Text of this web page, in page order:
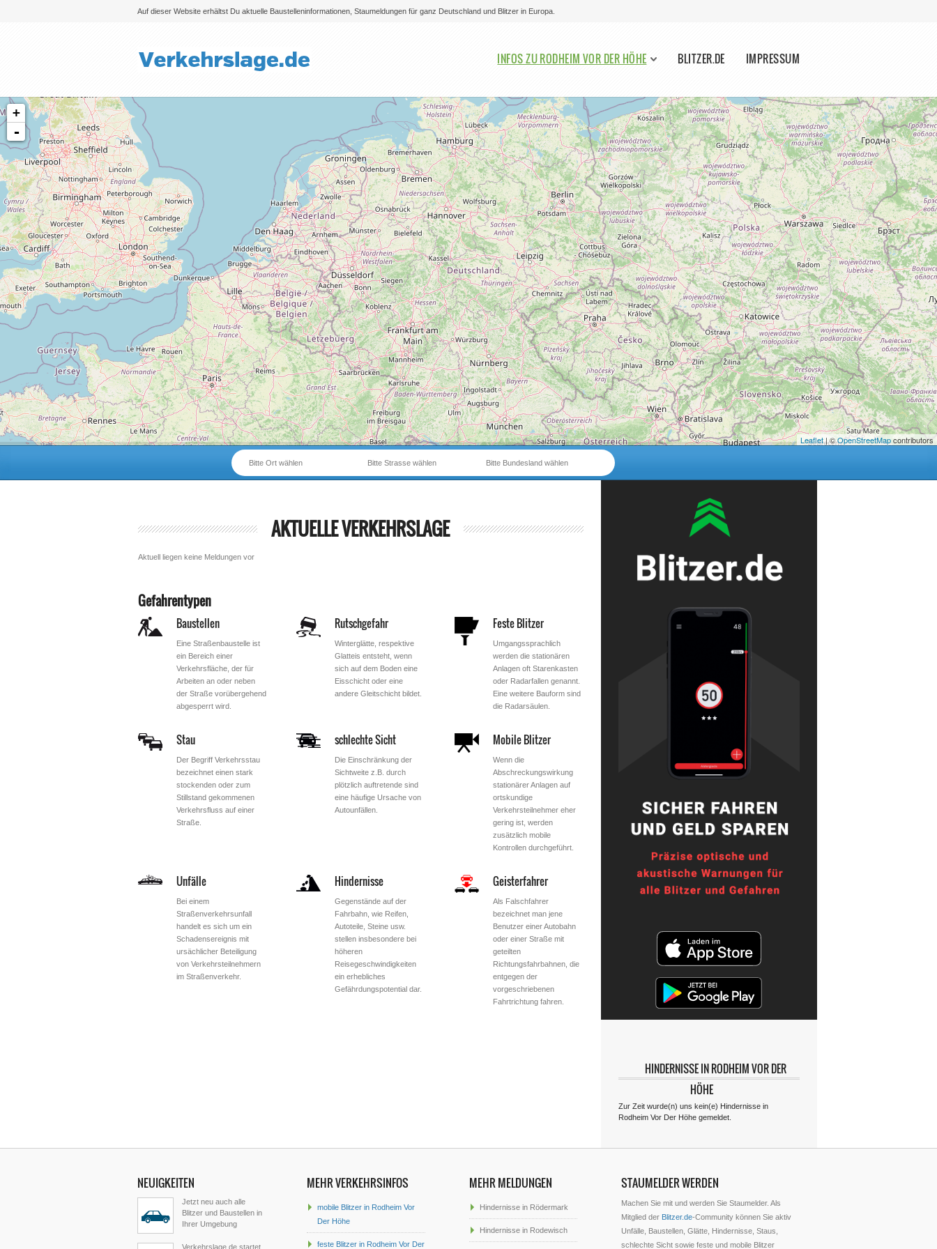
Auf dieser Website erhältst Du aktuelle Baustelleninformationen, Staumeldungen für ganz Deutschland und Blitzer in Europa.
Bitte auswählen
INFOS ZU RODHEIM VOR DER HÖHE BLITZER.DE IMPRESSUM
+
-
Leaflet| ©OpenStreetMapcontributors
Bitte Bundesland wählen
Bitte Strasse wählen
Bitte Ort wählen
AKTUELLE VERKEHRSLAGE
Aktuell liegen keine Meldungen vor
Gefahrentypen
Baustellen
Eine Straßenbaustelle ist
ein Bereich einer
Verkehrsfläche, der für
Arbeiten an oder neben
der Straße vorübergehend
abgesperrt wird.
Rutschgefahr
Winterglätte, respektive
Glatteis entsteht, wenn
sich auf dem Boden eine
Eisschicht oder eine
andere Gleitschicht bildet.
Feste Blitzer
Umgangssprachlich
werden die stationären
Anlagen oft Starenkasten
oder Radarfallen genannt.
Eine weitere Bauform sind
die Radarsäulen.
Stau
Der Begriff Verkehrsstau
bezeichnet einen stark
stockenden oder zum
Stillstand gekommenen
Verkehrsfluss auf einer
Straße.
schlechte Sicht
Die Einschränkung der
Sichtweite z.B. durch
plötzlich auftretende sind
eine häufige Ursache von
Autounfällen.
Mobile Blitzer
Wenn die
Abschreckungswirkung
stationärer Anlagen auf
ortskundige
Verkehrsteilnehmer eher
gering ist, werden
zusätzlich mobile
Kontrollen durchgeführt.
Unfälle
Bei einem
Straßenverkehrsunfall
handelt es sich um ein
Schadensereignis mit
ursächlicher Beteiligung
von Verkehrsteilnehmern
im Straßenverkehr.
Hindernisse
Gegenstände auf der
Fahrbahn, wie Reifen,
Autoteile, Steine usw.
stellen insbesondere bei
höheren
Reisegeschwindigkeiten
ein erhebliches
Gefährdungspotential dar.
Geisterfahrer
Als Falschfahrer
bezeichnet man jene
Benutzer einer Autobahn
oder einer Straße mit
geteilten
Richtungsfahrbahnen, die
entgegen der
vorgeschriebenen
Fahrtrichtung fahren.
HINDERNISSE IN RODHEIM VOR DER
HÖHE
Zur Zeit wurde(n) uns kein(e) Hindernisse in
Rodheim Vor Der Höhe gemeldet.
NEUIGKEITEN
Jetzt neu auch alle
Blitzer und Baustellen in
Ihrer Umgebung
Verkehrslage.de startet
MEHR VERKEHRSINFOS
mobile Blitzer in Rodheim Vor
Der Höhe
feste Blitzer in Rodheim Vor Der
MEHR MELDUNGEN
Hindernisse in Rödermark
Hindernisse in Rodewisch
STAUMELDER WERDEN
Machen Sie mit und werden Sie Staumelder. Als
Mitglied der Blitzer.de-Community können Sie aktiv
Unfälle, Baustellen, Glätte, Hindernisse, Staus,
schlechte Sicht sowie feste und mobile Blitzer